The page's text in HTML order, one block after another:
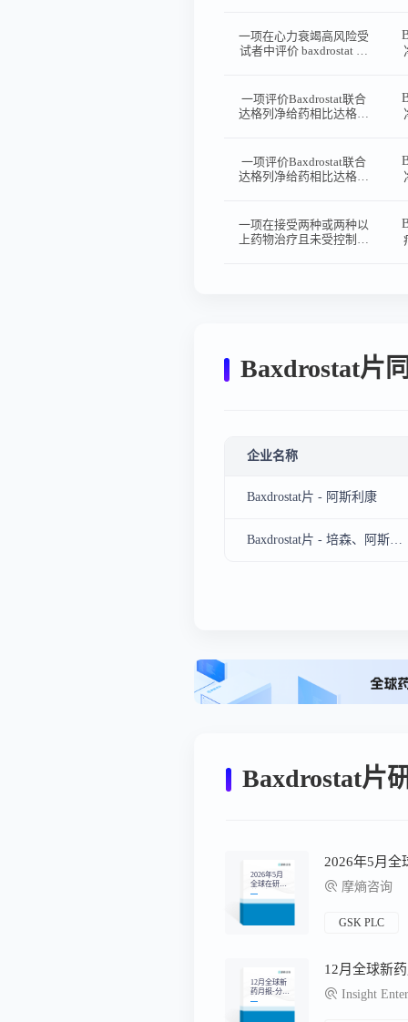
剂对照、平行组研究
一项在心力衰竭高风险受
试者中评价 baxdrostat 联
衰竭和心血管死亡风险影
响的 III 期、随机、双
盲、安慰剂对照、事件驱
一项评价Baxdrostat联合
达格列净给药相比达格列
结局和心血管死亡风险方
面的有效性、安全性和耐
受性的III期、随机、双
动研究
一项评价Baxdrostat联合
达格列净给药相比达格列
血压受试者的CKD进展
方面的有效性、安全性和
耐受性的III期、随机、双
一项在接受两种或两种以
上药物治疗且未受控制的
Baxdrostat片
企业名称
Baxdrostat片 - 阿斯利康
Baxdrostat片 - 培森、阿斯利康
Baxdrostat片
2026年5月
全球在研新
药月报
2026年5月全
摩熵咨询
GSK PLC
12月全球新
药月报-分析
篇
12月全球新
Insight